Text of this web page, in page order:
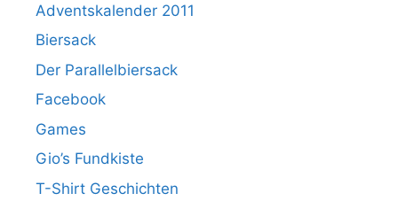
Adventskalender 2011
Biersack
Der Parallelbiersack
Facebook
Games
Gio’s Fundkiste
T-Shirt Geschichten